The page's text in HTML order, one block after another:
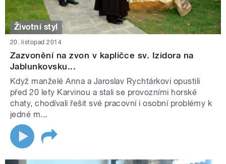
Životní styl
20. listopad 2014
Zazvonění na zvon v kapličce sv. Izidora na
Jablunkovsku...
Když manželé Anna a Jaroslav Rychtárkovi opustili
před 20 lety Karvinou a stali se provozními horské
chaty, chodívali řešit své pracovní i osobní problémy k
jedné m...